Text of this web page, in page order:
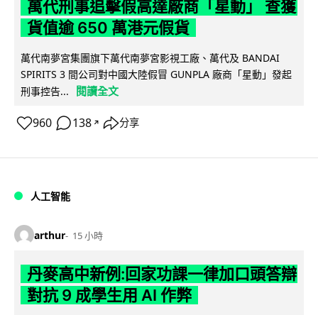
萬代刑事追擊假高達廠商「星動」 查獲
貨值逾 650 萬港元假貨
萬代南夢宮集團旗下萬代南夢宮影視工廠、萬代及 BANDAI
SPIRITS 3 間公司對中國大陸假冒 GUNPLA 廠商「星動」發起
刑事控告...
閱讀全文
960 138 ↗ 分享
人工智能
arthur 15 小時
丹麥高中新例:回家功課一律加口頭答辯
對抗 9 成學生用 AI 作弊